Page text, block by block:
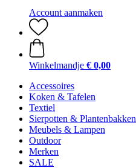
Account aanmaken
Winkelmandje € 0,00
Accessoires
Koken & Tafelen
Textiel
Sierpotten & Plantenbakken
Meubels & Lampen
Outdoor
Merken
SALE